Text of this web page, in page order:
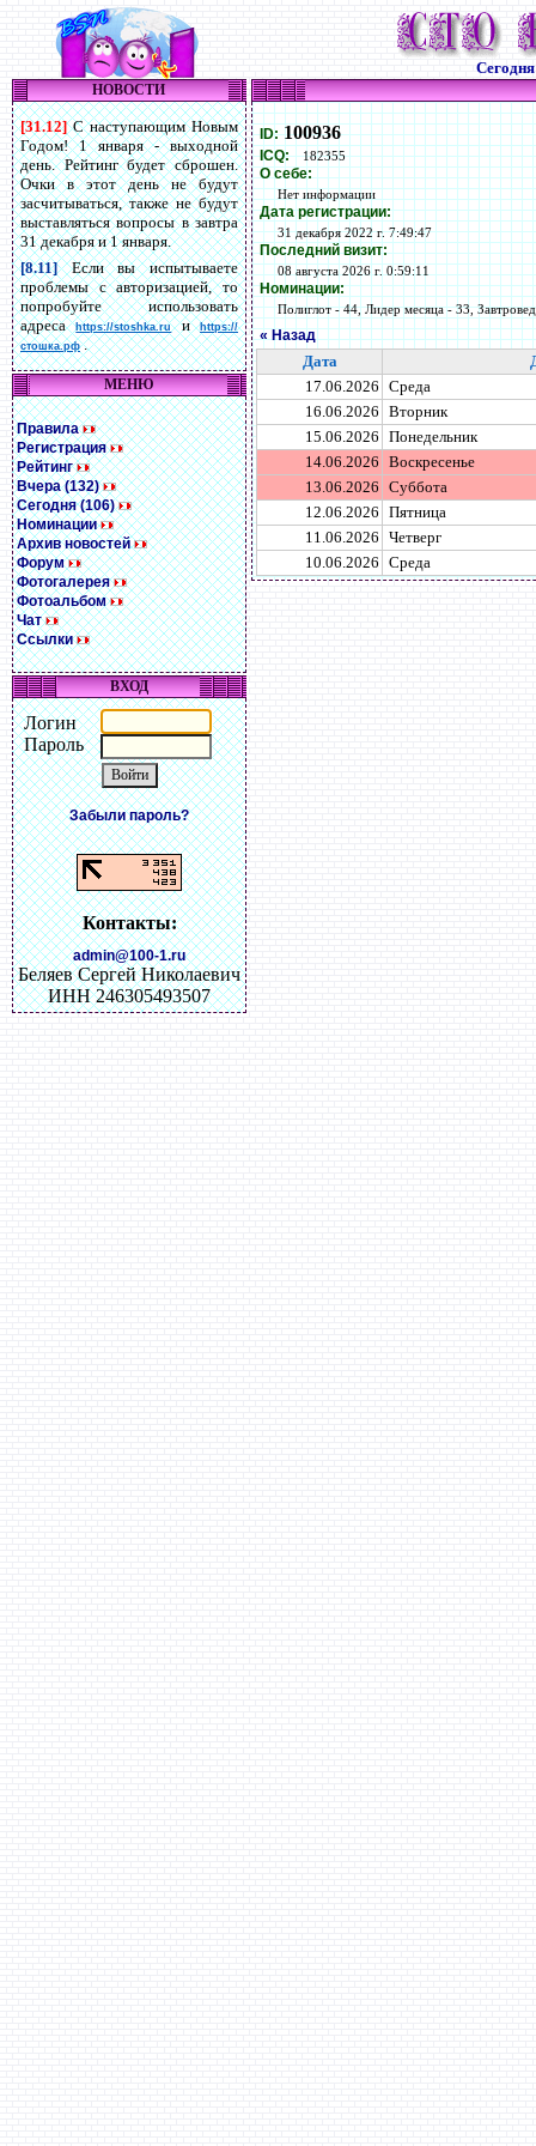
НОВОСТИ
[31.12]С наступающим Новым
Годом! 1 января - выходной
день. Рейтинг будет сброшен.
Очки в этот день не будут
засчитываться, также не будут
выставляться вопросы в завтра
31 декабря и 1 января.
[8.11]Если вы испытываете
проблемы с авторизацией, то
попробуйте использовать
адресаhttps://stoshka.ruиhttps://
стошка.рф.
МЕНЮ
Правила
Регистрация
Рейтинг
Вчера (132)
Сегодня (106)
Номинации
Архив новостей
Форум
Фотогалерея
Фотоальбом
Чат
Ссылки
ВХОД
Логин
Пароль
Забыли пароль?
Контакты:
admin@100-1.ru
Беляев Сергей Николаевич
ИНН 246305493507
ID: 100936
ICQ: 182355
О себе:
Нет информации
Дата регистрации:
31 декабря 2022 г. 7:49:47
Последний визит:
08 августа 2026 г. 0:59:11
Номинации:
Полиглот - 44, Лидер месяца - 33,
« Назад
Дата
17.06.2026 Среда
16.06.2026 Вторник
15.06.2026 Понедельник
14.06.2026 Воскресенье
13.06.2026 Суббота
12.06.2026 Пятница
11.06.2026 Четверг
10.06.2026 Среда